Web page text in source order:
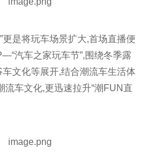
更是将玩车场景扩大,首场直播便
汽车之家玩车节”,围绕冬季露
文化等展开,结合潮流车生活体
车文化,更迅速拉升“潮FUN直